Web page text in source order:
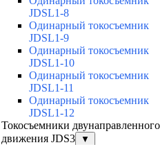
JDSL1-8
Одинарный токосъемник
JDSL1-9
Одинарный токосъемник
JDSL1-10
Одинарный токосъемник
JDSL1-11
Одинарный токосъемник
JDSL1-12
Токосъемники двунаправленного
движения JDS3
▼